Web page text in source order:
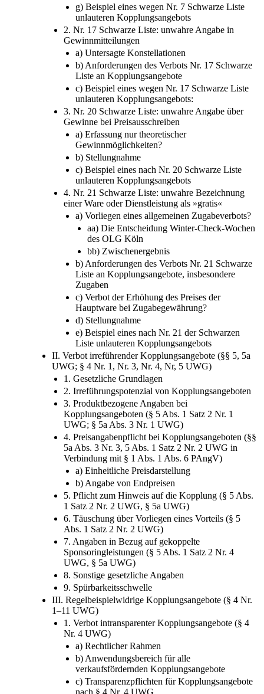
g) Beispiel eines wegen Nr. 7 Schwarze Liste
unlauteren Kopplungsangebots
2. Nr. 17 Schwarze Liste: unwahre Angabe in
Gewinnmitteilungen
a) Untersagte Konstellationen
b) Anforderungen des Verbots Nr. 17 Schwarze
Liste an Kopplungsangebote
c) Beispiel eines wegen Nr. 17 Schwarze Liste
unlauteren Kopplungsangebots:
3. Nr. 20 Schwarze Liste: unwahre Angabe über
Gewinne bei Preisausschreiben
a) Erfassung nur theoretischer
Gewinnmöglichkeiten?
b) Stellungnahme
c) Beispiel eines nach Nr. 20 Schwarze Liste
unlauteren Kopplungsangebots
4. Nr. 21 Schwarze Liste: unwahre Bezeichnung
einer Ware oder Dienstleistung als »gratis«
a) Vorliegen eines allgemeinen Zugabeverbots?
aa) Die Entscheidung Winter-Check-Wochen
des OLG Köln
bb) Zwischenergebnis
b) Anforderungen des Verbots Nr. 21 Schwarze
Liste an Kopplungsangebote, insbesondere
Zugaben
c) Verbot der Erhöhung des Preises der
Hauptware bei Zugabegewährung?
d) Stellungnahme
e) Beispiel eines nach Nr. 21 der Schwarzen
Liste unlauteren Kopplungsangebots
II. Verbot irreführender Kopplungsangebote (§§ 5, 5a
UWG; § 4 Nr. 1, Nr. 3, Nr. 4, Nr, 5 UWG)
1. Gesetzliche Grundlagen
2. Irreführungspotenzial von Kopplungsangeboten
3. Produktbezogene Angaben bei
Kopplungsangeboten (§ 5 Abs. 1 Satz 2 Nr. 1
UWG; § 5a Abs. 3 Nr. 1 UWG)
4. Preisangabenpflicht bei Kopplungsangeboten (§§
5a Abs. 3 Nr. 3, 5 Abs. 1 Satz 2 Nr. 2 UWG in
Verbindung mit § 1 Abs. 1 Abs. 6 PAngV)
a) Einheitliche Preisdarstellung
b) Angabe von Endpreisen
5. Pflicht zum Hinweis auf die Kopplung (§ 5 Abs.
1 Satz 2 Nr. 2 UWG, § 5a UWG)
6. Täuschung über Vorliegen eines Vorteils (§ 5
Abs. 1 Satz 2 Nr. 2 UWG)
7. Angaben in Bezug auf gekoppelte
Sponsoringleistungen (§ 5 Abs. 1 Satz 2 Nr. 4
UWG, § 5a UWG)
8. Sonstige gesetzliche Angaben
9. Spürbarkeitsschwelle
III. Regelbeispielwidrige Kopplungsangebote (§ 4 Nr.
1–11 UWG)
1. Verbot intransparenter Kopplungsangebote (§ 4
Nr. 4 UWG)
a) Rechtlicher Rahmen
b) Anwendungsbereich für alle
verkaufsfördernden Kopplungsangebote
c) Transparenzpflichten für Kopplungsangebote
nach § 4 Nr. 4 UWG